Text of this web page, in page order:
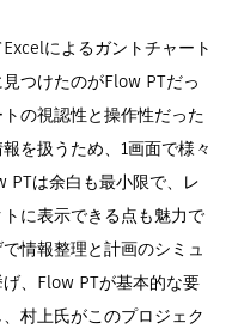
によるガントチャート
つけたのがFlow PTだっ
の視認性と操作性だった
を扱うため、1画面で様々
PTは余白も最小限で、レ
に表示できる点も魅力で
情報整理と計画のシミュ
、Flow PTが基本的な要
村上氏がこのプロジェク